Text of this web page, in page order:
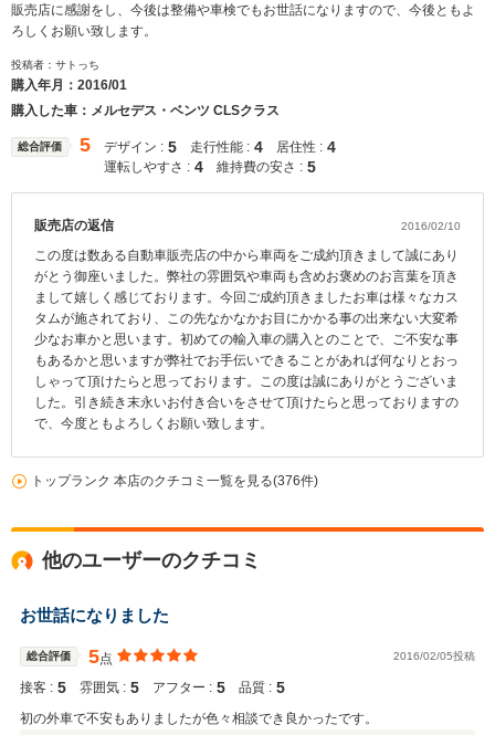
販売店に感謝をし、今後は整備や車検でもお世話になりますので、今後ともよ
ろしくお願い致します。
投稿者：サトっち
購入年月： 2016/01
購入した車：メルセデス・ベンツ CLSクラス
総合評価 5 デザイン : 5 走行性能 : 4 居住性 : 4
運転しやすさ : 4 維持費の安さ : 5
販売店の返信 2016/02/10
この度は数ある自動車販売店の中から車両をご成約頂きまして誠にあり
がとう御座いました。弊社の雰囲気や車両も含めお褒めのお言葉を頂き
まして嬉しく感じております。今回ご成約頂きましたお車は様々なカス
タムが施されており、この先なかなかお目にかかる事の出来ない大変希
少なお車かと思います。初めての輸入車の購入とのことで、ご不安な事
もあるかと思いますが弊社でお手伝いできることがあれば何なりとおっ
しゃって頂けたらと思っております。この度は誠にありがとうございま
した。引き続き末永いお付き合いをさせて頂けたらと思っておりますの
で、今度ともよろしくお願い致します。
トップランク 本店のクチコミ一覧を見る(376件)
他のユーザーのクチコミ
お世話になりました
総合評価 5点 2016/02/05投稿
接客 : 5 雰囲気 : 5 アフター : 5 品質 : 5
初の外車で不安もありましたが色々相談でき良かったです。